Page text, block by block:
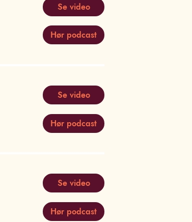
Se video
Hør podcast
Se video
Hør podcast
Se video
Hør podcast